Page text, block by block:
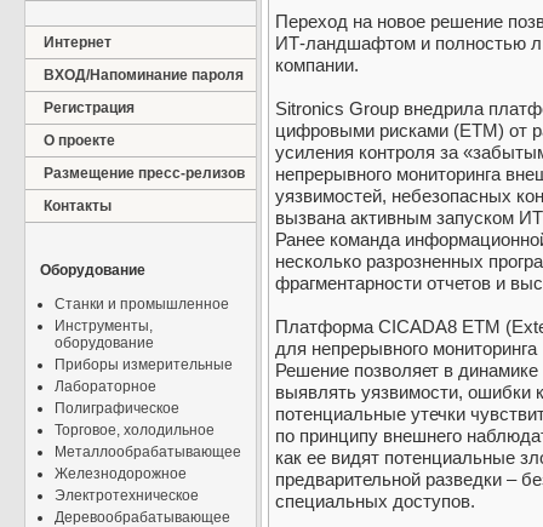
Интернет
ВХОД/Напоминание пароля
Регистрация
О проекте
Размещение пресс-релизов
Контакты
Оборудование
Станки и промышленное
Инструменты,
оборудование
Приборы измерительные
Лабораторное
Полиграфическое
Торговое, холодильное
Металлообрабатывающее
Железнодорожное
Электротехническое
Деревообрабатывающее
Переход на новое решение
ИТ-ландшафтом и полностью
компании.
Sitronics Group внедрила
цифровыми рисками (ETM) от
усиления контроля за
непрерывного мониторинга
уязвимостей, небезопасных
вызвана активным запуском
Ранее команда
несколько разрозненных
фрагментарности отчетов и
Платформа CICADA8 ETM
для непрерывного
Решение позволяет в
выявлять уязвимости, ошибки
потенциальные утечки
по принципу внешнего
как ее видят потенциальные
предварительной разведки –
специальных доступов.